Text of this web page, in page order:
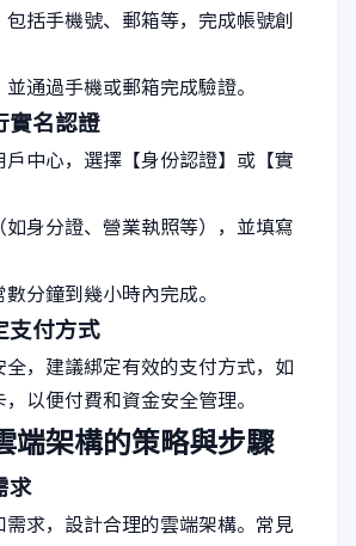
包括手機號、郵箱等，完成帳號創
通過手機或郵箱完成驗證。
實名認證
戶中心，選擇【身份認證】或【實
如身分證、營業執照等），並填寫
分鐘到幾小時內完成。
支付方式
全，建議綁定有效的支付方式，如
以便付費和資金安全管理。
端架構的策略與步驟
求
需求，設計合理的雲端架構。常見